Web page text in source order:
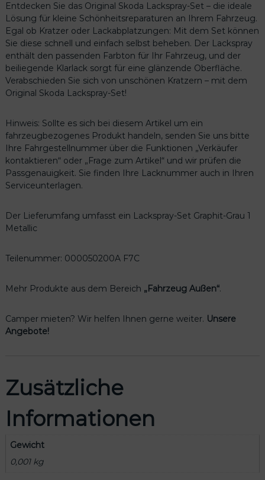
-
G
r
a
u
1
M
e
a
l
i
c
0
0
5
2
A
7
C
g
e
Entdecken Sie das Original Skoda Lackspray-Set – die ideale
Lösung für kleine Schönheitsreparaturen an Ihrem Fahrzeug.
Egal ob Kratzer oder Lackabplatzungen: Mit dem Set können
Sie diese schnell und einfach selbst beheben. Der Lackspray
enthält den passenden Farbton für Ihr Fahrzeug, und der
beiliegende Klarlack sorgt für eine glänzende Oberfläche.
Verabschieden Sie sich von unschönen Kratzern – mit dem
Original Skoda Lackspray-Set!
Hinweis: Sollte es sich bei diesem Artikel um ein
fahrzeugbezogenes Produkt handeln, senden Sie uns bitte
Ihre Fahrgestellnummer über die Funktionen „Verkäufer
kontaktieren“ oder „Frage zum Artikel“ und wir prüfen die
Passgenauigkeit. Sie finden Ihre Lacknummer auch in Ihren
Serviceunterlagen.
Der Lieferumfang umfasst ein Lackspray-Set Graphit-Grau 1
Metallic
Teilenummer: 000050200A F7C
Mehr Produkte aus dem Bereich „Fahrzeug Außen“.
Camper mieten? Wir helfen Ihnen gerne weiter. Unsere
Angebote!
Zusätzliche
Informationen
Gewicht
0,001 kg